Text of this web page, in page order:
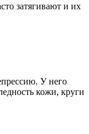
затягивают и их
У него
кожи, круги